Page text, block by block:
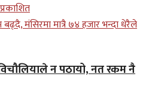
न पठायो, नत रकम नै